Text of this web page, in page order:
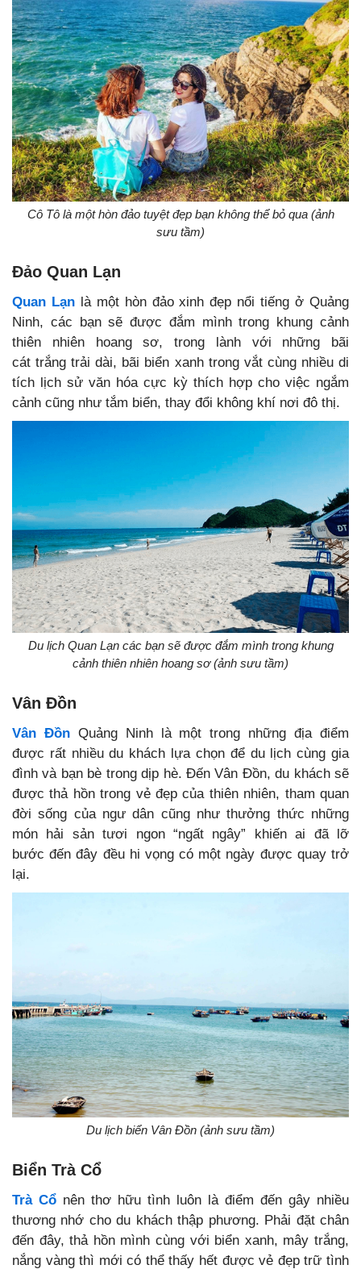
Cô Tô là một hòn đảo tuyệt đẹp bạn không thể bỏ qua (ảnh
sưu tầm)
Đảo Quan Lạn
Quan Lạnlà một hòn đảo xinh đẹp nổi tiếng ở Quảng
Ninh, các bạn sẽ được đắm mình trong khung cảnh
thiên nhiên hoang sơ, trong lành với những bãi
cát trắng trải dài, bãi biển xanh trong vắt cùng nhiều di
tích lịch sử văn hóa cực kỳ thích hợp cho việc ngắm
cảnh cũng như tắm biển, thay đổi không khí nơi đô thị.
Du lịch Quan Lạn các bạn sẽ được đắm mình trong khung
cảnh thiên nhiên hoang sơ (ảnh sưu tầm)
Vân Đồn
Vân ĐồnQuảng Ninh là một trong những địa điểm
được rất nhiều du khách lựa chọn để du lịch cùng gia
đình và bạn bè trong dịp hè. Đến Vân Đồn, du khách sẽ
được thả hồn trong vẻ đẹp của thiên nhiên, tham quan
đời sống của ngư dân cũng như thưởng thức những
món hải sản tươi ngon “ngất ngây” khiến ai đã lỡ
bước đến đây đều hi vọng có một ngày được quay trở
lại.
Du lịch biển Vân Đồn (ảnh sưu tầm)
Biển Trà Cổ
Trà Cổ nên thơ hữu tình luôn là điểm đến gây nhiều
thương nhớ cho du khách thập phương. Phải đặt chân
đến đây, thả hồn mình cùng với biển xanh, mây trắng,
nắng vàng thì mới có thể thấy hết được vẻ đẹp trữ tình